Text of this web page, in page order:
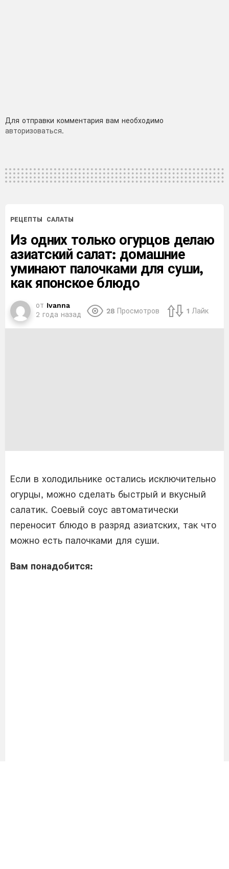
Добавить
комментарий
Для отправки комментария вам необходимо
авторизоваться.
РЕЦЕПТЫ САЛАТЫ
Из одних только огурцов делаю
азиатский салат: домашние
уминают палочками для суши,
как японское блюдо
от Ivanna
2 года назад
28 Просмотров 1 Лайк
Если в холодильнике остались исключительно
огурцы, можно сделать быстрый и вкусный
салатик. Соевый соус автоматически
переносит блюдо в разряд азиатских, так что
можно есть палочками для суши.
Вам понадобится: